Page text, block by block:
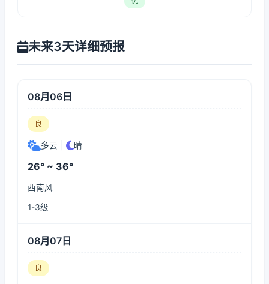
未来3天详细预报
08月06日
良
多云 晴
26° ~ 36°
西南风
1-3级
08月07日
良